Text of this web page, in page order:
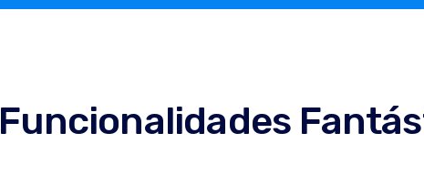
Funcionalidades